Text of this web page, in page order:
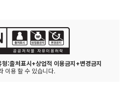
형:출처표시+상업적 이용금지+변경금지
이용 할 수 있습니다.